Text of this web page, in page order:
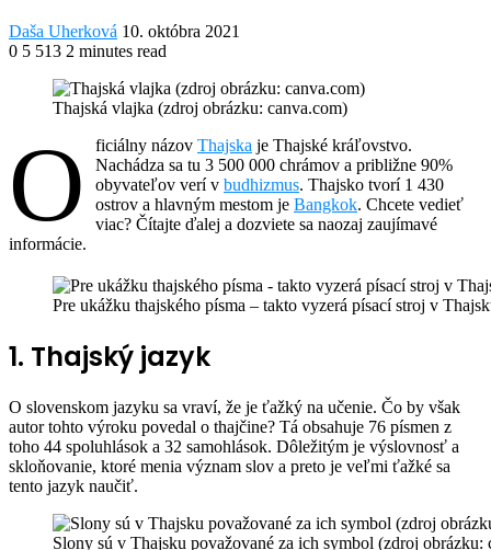
Daša Uherková Send
an
10. októbra 2021
0 5 513 2 minutes read
Thajská vlajka (zdroj obrázku: canva.com)
O ficiálny názov Thajska je Thajské kráľovstvo.
Nachádza sa tu 3 500 000 chrámov a približne 90%
obyvateľov verí v budhizmus. Thajsko tvorí 1 430
ostrov a hlavným mestom je Bangkok. Chcete vedieť
viac? Čítajte ďalej a dozviete sa naozaj zaujímavé
informácie.
Pre ukážku thajského písma – takto vyzerá písací stroj v
1. Thajský jazyk
O slovenskom jazyku sa vraví, že je ťažký na učenie. Čo by však
autor tohto výroku povedal o thajčine? Tá obsahuje 76 písmen z
toho 44 spoluhlások a 32 samohlások. Dôležitým je výslovnosť a
skloňovanie, ktoré menia význam slov a preto je veľmi ťažké sa
tento jazyk naučiť.
Slony sú v Thajsku považované za ich symbol (zdroj obrázku: